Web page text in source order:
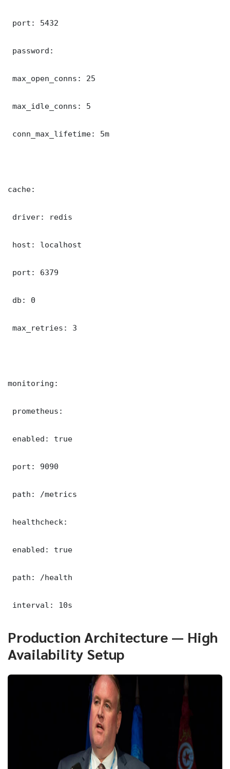
port: 5432
password:
max_open_conns: 25
max_idle_conns: 5
conn_max_lifetime: 5m
cache:
driver: redis
host: localhost
port: 6379
db: 0
max_retries: 3
monitoring:
prometheus:
enabled: true
port: 9090
path: /metrics
healthcheck:
enabled: true
path: /health
interval: 10s
Production Architecture — High
Availability Setup